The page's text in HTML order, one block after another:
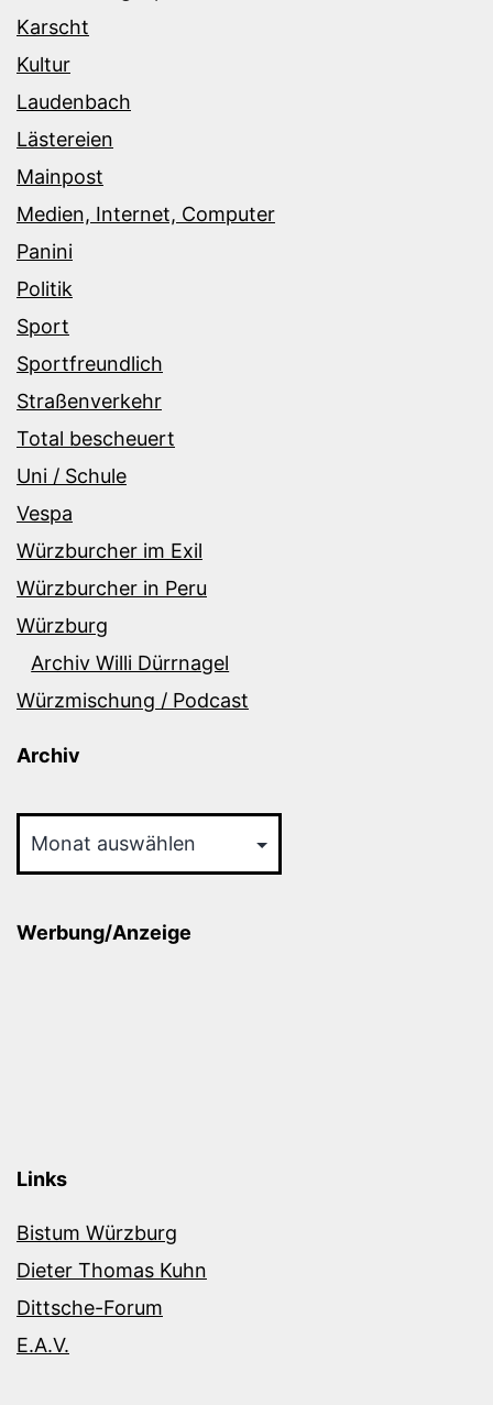
Karscht
Kultur
Laudenbach
Lästereien
Mainpost
Medien, Internet, Computer
Panini
Politik
Sport
Sportfreundlich
Straßenverkehr
Total bescheuert
Uni / Schule
Vespa
Würzburcher im Exil
Würzburcher in Peru
Würzburg
Archiv Willi Dürrnagel
Würzmischung / Podcast
Archiv
Werbung/Anzeige
Links
Bistum Würzburg
Dieter Thomas Kuhn
Dittsche-Forum
E.A.V.